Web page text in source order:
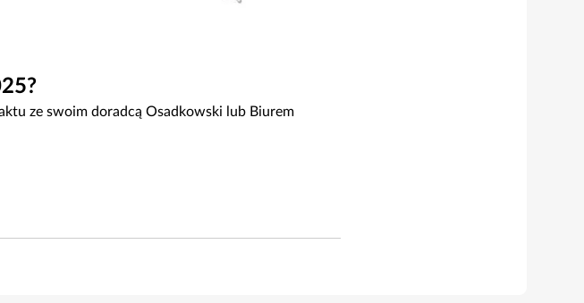
ze swoim doradcą Osadkowski lub Biurem